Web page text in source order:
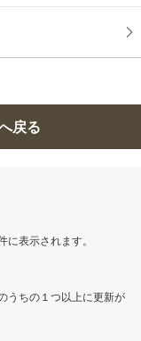
戻る
表示されます。
うちの１つ以上に更新が